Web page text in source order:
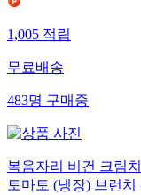
1,005 적립
무료배송
483명 구매중
복음자리 비건 크림
토마토 (냉장) 브런